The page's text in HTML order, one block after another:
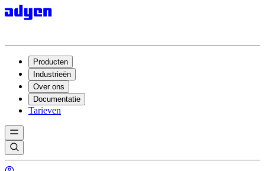
Producten
Industrieën
Over ons
Documentatie
Tarieven